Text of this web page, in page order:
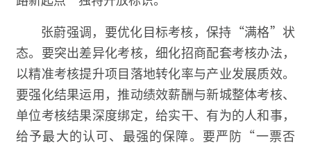
张蔚强调，要优化目标考核，保持“满格”状
态。要突出差异化考核，细化招商配套考核办法，
以精准考核提升项目落地转化率与产业发展质效。
要强化结果运用，推动绩效薪酬与新城整体考核、
单位考核结果深度绑定，给实干、有为的人和事，
给予最大的认可、最强的保障。要严防“一票否